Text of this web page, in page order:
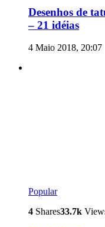
Desenhos de
– 21 idéias
4 Maio 2018, 20:07
Popular
4 Shares33.7k